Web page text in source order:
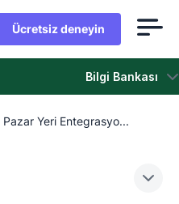
Ücretsiz deneyin
Bilgi Bankası
Pazar Yeri Entegrasyo...